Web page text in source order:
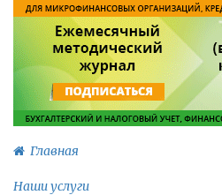
Главная
Наши услуги